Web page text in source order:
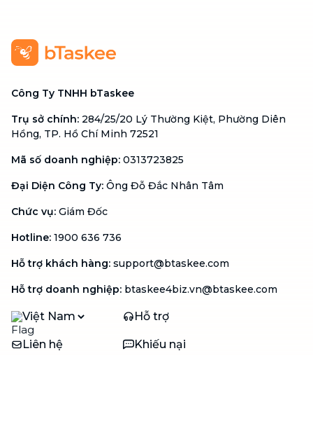
Công Ty TNHH bTaskee
Trụ sở chính: 284/25/20 Lý Thường Kiệt, Phường Diên
Hồng, TP. Hồ Chí Minh 72521
Mã số doanh nghiệp: 0313723825
Đại Diện Công Ty: Ông Đỗ Đắc Nhân Tâm
Chức vụ: Giám Đốc
Hotline: 1900 636 736
Hỗ trợ khách hàng: support@btaskee.com
Hỗ trợ doanh nghiệp: btaskee4biz.vn@btaskee.com
Việt Nam Hỗ trợ
Liên hệ Khiếu nại